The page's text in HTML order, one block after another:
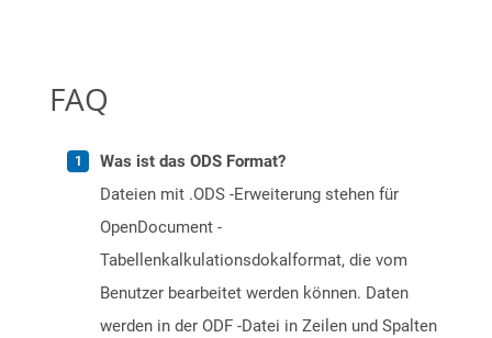
FAQ
Was ist das ODS Format?
Dateien mit .ODS -Erweiterung stehen für
OpenDocument -
Tabellenkalkulationsdokalformat, die vom
Benutzer bearbeitet werden können. Daten
werden in der ODF -Datei in Zeilen und Spalten